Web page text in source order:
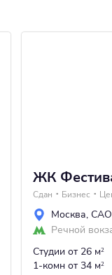
ЖК
Сдан Бизнес
Москва, САО
Речной
Студии от 26 м2
1-комн от 34 м2